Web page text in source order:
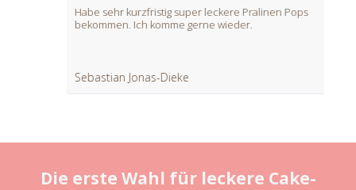
Habe sehr kurzfristig super leckere Pralinen Pops
bekommen. Ich komme gerne wieder.
Sebastian Jonas-Dieke
Die erste Wahl für leckere Cake-